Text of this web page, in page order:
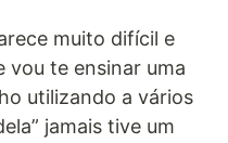
muito difícil e
vou te ensinar uma
utilizando a vários
jamais tive um